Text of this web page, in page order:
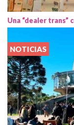
Una “dealer
NOTICIAS